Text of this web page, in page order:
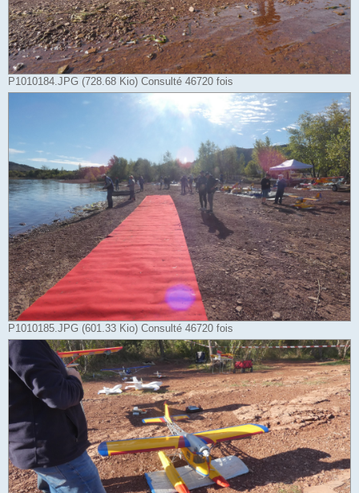
P1010184.JPG (728.68 Kio) Consulté 46720 fois
P1010185.JPG (601.33 Kio) Consulté 46720 fois